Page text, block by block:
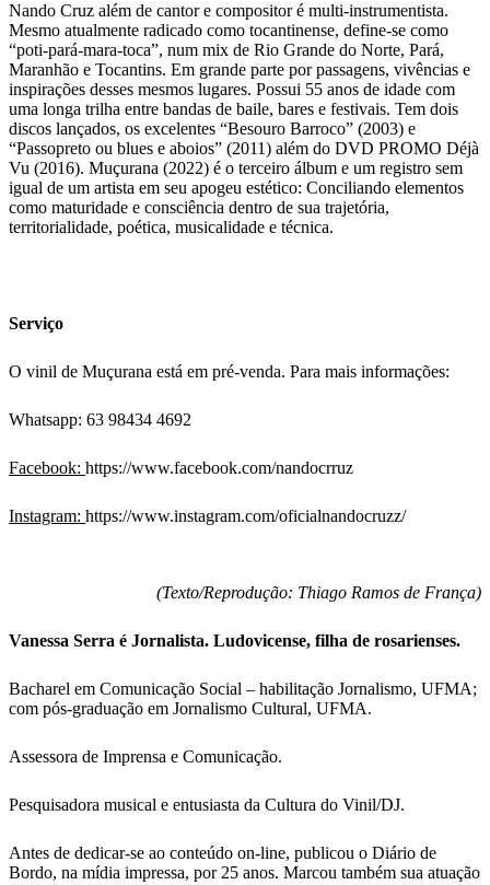
Nando Cruz além de cantor e compositor é multi-instrumentista.
Mesmo atualmente radicado como tocantinense, define-se como
“poti-pará-mara-toca”, num mix de Rio Grande do Norte, Pará,
Maranhão e Tocantins. Em grande parte por passagens, vivências e
inspirações desses mesmos lugares. Possui 55 anos de idade com
uma longa trilha entre bandas de baile, bares e festivais. Tem dois
discos lançados, os excelentes “Besouro Barroco” (2003) e
“Passopreto ou blues e aboios” (2011) além do DVD PROMO Déjà
Vu (2016). Muçurana (2022) é o terceiro álbum e um registro sem
igual de um artista em seu apogeu estético: Conciliando elementos
como maturidade e consciência dentro de sua trajetória,
territorialidade, poética, musicalidade e técnica.
Serviço
O vinil de Muçurana está em pré-venda. Para mais informações:
Whatsapp: 63 98434 4692
Facebook: https://www.facebook.com/nandocrruz
Instagram: https://www.instagram.com/oficialnandocruzz/
(Texto/Reprodução: Thiago Ramos de França)
Vanessa Serra é Jornalista. Ludovicense, filha de rosarienses.
Bacharel em Comunicação Social – habilitação Jornalismo, UFMA;
com pós-graduação em Jornalismo Cultural, UFMA.
Assessora de Imprensa e Comunicação.
Pesquisadora musical e entusiasta da Cultura do Vinil/DJ.
Antes de dedicar-se ao conteúdo on-line, publicou o Diário de
Bordo, na mídia impressa, por 25 anos. Marcou também sua atuação